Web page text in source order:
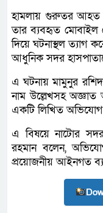
হামলায় গুরুতর আহত
তার ব্যবহৃত মোবাইল
দিয়ে ঘটনাস্থল ত্যাগ
আধুনিক সদর
এ ঘটনায় মামুনুর
নাম উল্লেখসহ
একটি লিখিত অভিযোগ
এ বিষয়ে নাটোর সদর
রহমান বলেন,
প্রয়োজনীয় আইনগত